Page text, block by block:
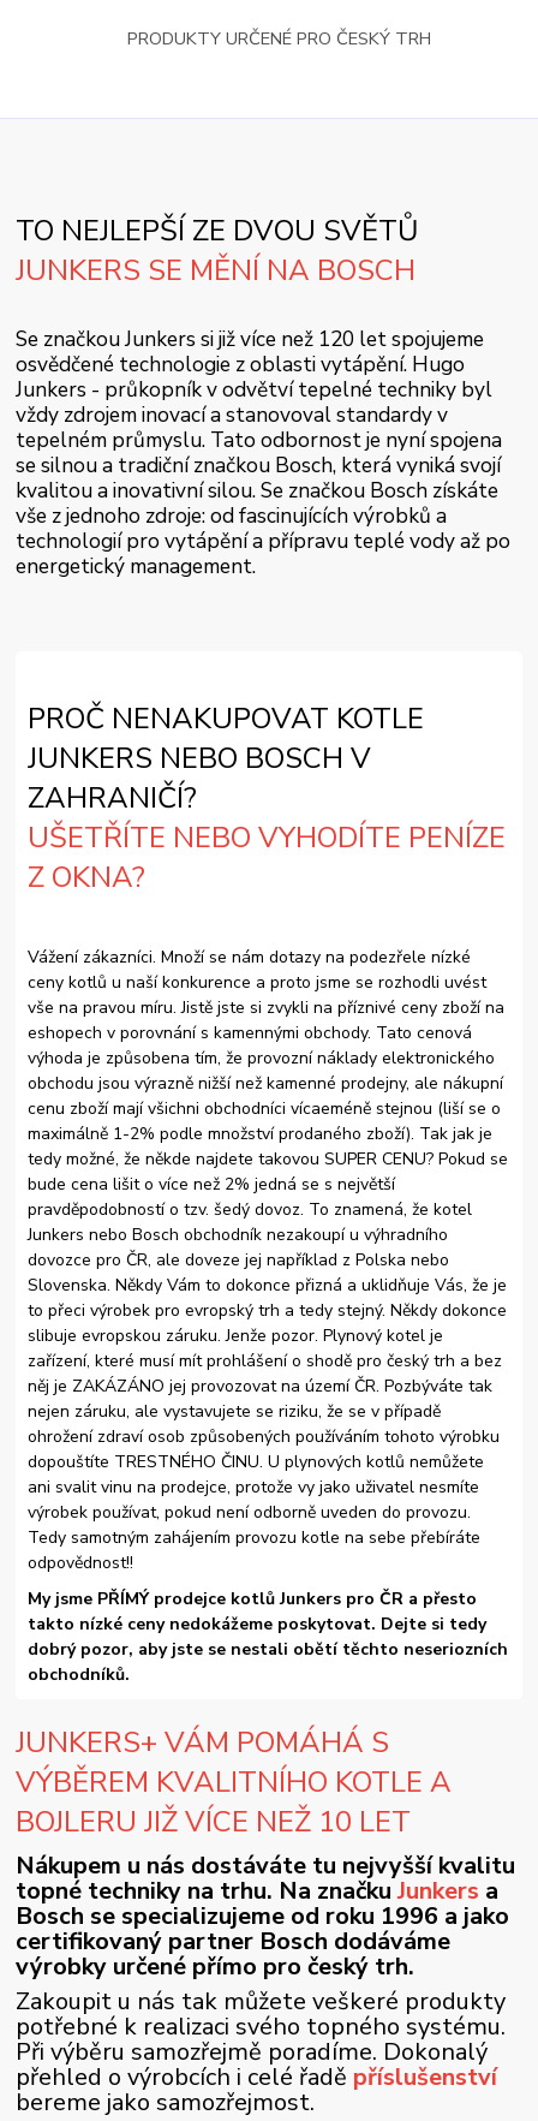
PRODUKTY URČENÉ PRO ČESKÝ TRH
TO NEJLEPŠÍ ZE DVOU SVĚTŮ
JUNKERS SE MĚNÍ NA BOSCH
Se značkou Junkers si již více než 120 let spojujeme
osvědčené technologie z oblasti vytápění. Hugo
Junkers - průkopník v odvětví tepelné techniky byl
vždy zdrojem inovací a stanovoval standardy v
tepelném průmyslu. Tato odbornost je nyní spojena
se silnou a tradiční značkou Bosch, která vyniká svojí
kvalitou a inovativní silou. Se značkou Bosch získáte
vše z jednoho zdroje: od fascinujících výrobků a
technologií pro vytápění a přípravu teplé vody až po
energetický management.
PROČ NENAKUPOVAT KOTLE
JUNKERS NEBO BOSCH V
ZAHRANIČÍ?
UŠETŘÍTE NEBO VYHODÍTE PENÍZE
Z OKNA?
Vážení zákazníci. Množí se nám dotazy na podezřele nízké
ceny kotlů u naší konkurence a proto jsme se rozhodli uvést
vše na pravou míru. Jistě jste si zvykli na příznivé ceny zboží na
eshopech v porovnání s kamennými obchody. Tato cenová
výhoda je způsobena tím, že provozní náklady elektronického
obchodu jsou výrazně nižší než kamenné prodejny, ale nákupní
cenu zboží mají všichni obchodníci vícaeméně stejnou (liší se o
maximálně 1-2% podle množství prodaného zboží). Tak jak je
tedy možné, že někde najdete takovou SUPER CENU? Pokud se
bude cena lišit o více než 2% jedná se s největší
pravděpodobností o tzv. šedý dovoz. To znamená, že kotel
Junkers nebo Bosch obchodník nezakoupí u výhradního
dovozce pro ČR, ale doveze jej například z Polska nebo
Slovenska. Někdy Vám to dokonce přizná a uklidňuje Vás, že je
to přeci výrobek pro evropský trh a tedy stejný. Někdy dokonce
slibuje evropskou záruku. Jenže pozor. Plynový kotel je
zařízení, které musí mít prohlášení o shodě pro český trh a bez
něj je ZAKÁZÁNO jej provozovat na území ČR. Pozbýváte tak
nejen záruku, ale vystavujete se riziku, že se v případě
ohrožení zdraví osob způsobených používáním tohoto výrobku
dopouštíte TRESTNÉHO ČINU. U plynových kotlů nemůžete
ani svalit vinu na prodejce, protože vy jako uživatel nesmíte
výrobek používat, pokud není odborně uveden do provozu.
Tedy samotným zahájením provozu kotle na sebe přebíráte
odpovědnost!!
My jsme PŘÍMÝ prodejce kotlů Junkers pro ČR a přesto
takto nízké ceny nedokážeme poskytovat. Dejte si tedy
dobrý pozor, aby jste se nestali obětí těchto neseriozních
obchodníků.
JUNKERS+ VÁM POMÁHÁ S
VÝBĚREM KVALITNÍHO KOTLE A
BOJLERU JIŽ VÍCE NEŽ 10 LET
Nákupem u nás dostáváte tu nejvyšší kvalitu
topné techniky na trhu. Na značkuJunkers a
Bosch se specializujeme od roku 1996 a jako
certifikovaný partner Bosch dodáváme
výrobky určené přímo pro český trh.
Zakoupit u nás tak můžete veškeré produkty
potřebné k realizaci svého topného systému.
Při výběru samozřejmě poradíme. Dokonalý
přehled o výrobcích i celé řadě příslušenství
bereme jako samozřejmost.